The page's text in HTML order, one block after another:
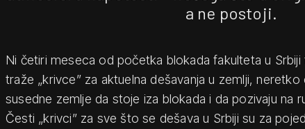
a ne postoji.
Ni četiri meseca od početka blokada fakulteta u Srbiji
traže „krivce” za aktuelna dešavanja u zemlji,
susedne zemlje da stoje iza blokada i da pozivaju na
Česti „krivci” za sve što se dešava u Srbiji su za